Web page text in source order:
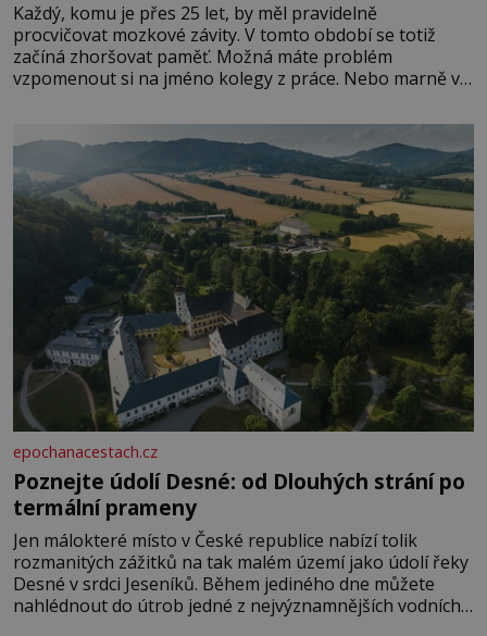
Každý, komu je přes 25 let, by měl pravidelně
procvičovat mozkové závity. V tomto období se totiž
začíná zhoršovat paměť. Možná máte problém
vzpomenout si na jméno kolegy z práce. Nebo marně v
Je to opravdu tak, s věkem jako kdyby se paměť
rozhodla stávkovat. Cvičte
epochanacestach.cz
Poznejte údolí Desné: od Dlouhých strání po
termální prameny
Jen málokteré místo v České republice nabízí tolik
rozmanitých zážitků na tak malém území jako údolí řeky
Desné v srdci Jeseníků. Během jediného dne můžete
nahlédnout do útrob jedné z nejvýznamnějších vodních